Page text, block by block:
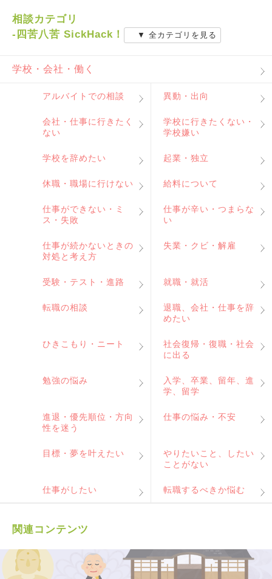
相談カテゴリ
-四苦八苦 SickHack！
▼ 全カテゴリを見る
学校・会社・働く
アルバイトでの相談 異動・出向
会社・仕事に行きたく
ない
学校に行きたくない・
学校嫌い
学校を辞めたい 起業・独立
休職・職場に行けない 給料について
仕事ができない・ミ
ス・失敗
仕事が辛い・つまらな
い
仕事が続かないときの
対処と考え方
失業・クビ・解雇
受験・テスト・進路 就職・就活
転職の相談
退職、会社・仕事を辞
めたい
ひきこもり・ニート
社会復帰・復職・社会
に出る
勉強の悩み
入学、卒業、留年、進
学、留学
進退・優先順位・方向
性を迷う
仕事の悩み・不安
目標・夢を叶えたい
やりたいこと、したい
ことがない
仕事がしたい 転職するべきか悩む
関連コンテンツ